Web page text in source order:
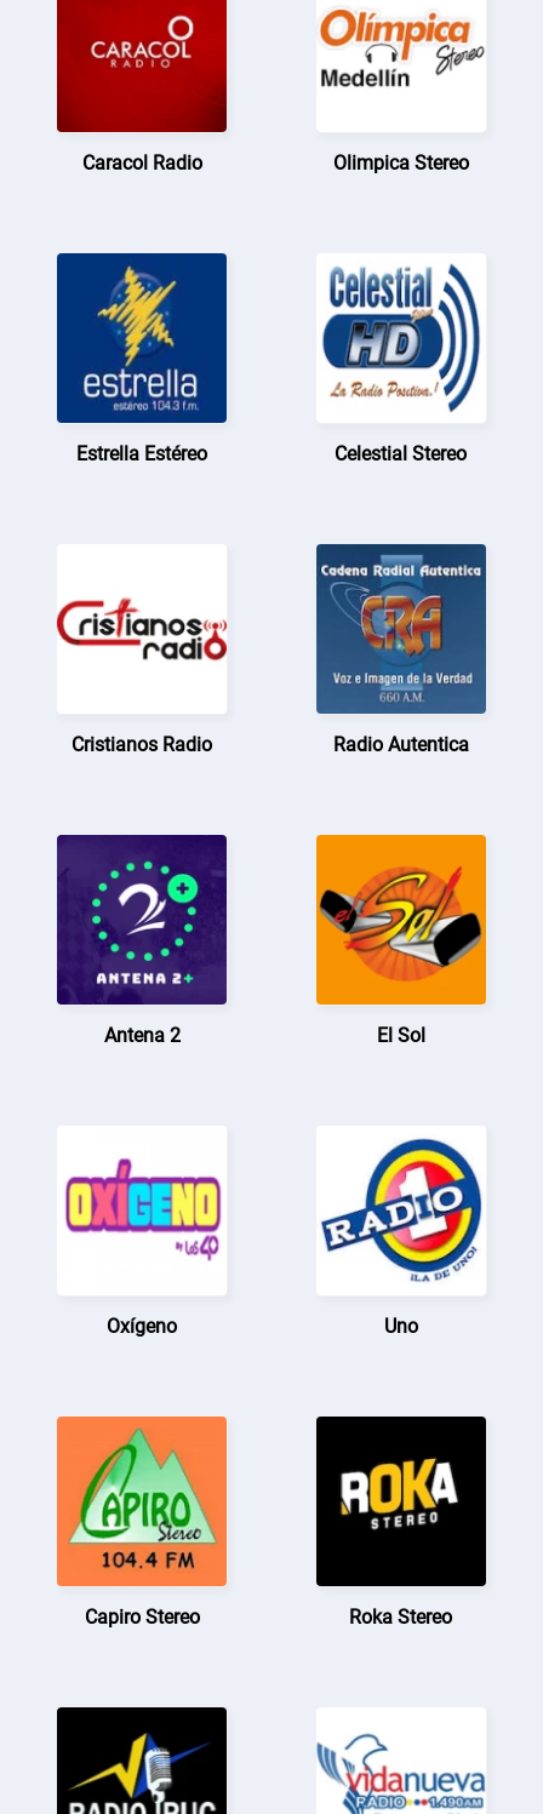
Caracol Radio Olimpica Stereo
Estrella Estéreo Celestial Stereo
Cristianos Radio Radio Autentica
Antena 2 El Sol
Oxígeno Uno
Capiro Stereo Roka Stereo